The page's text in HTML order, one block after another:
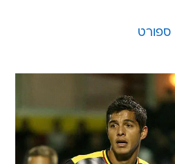
ספורט